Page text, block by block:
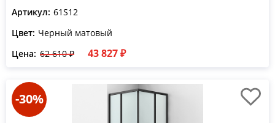
Артикул: 61S12
Цвет: Черный матовый
Цена: 62 610 ₽ 43 827 ₽
-30%